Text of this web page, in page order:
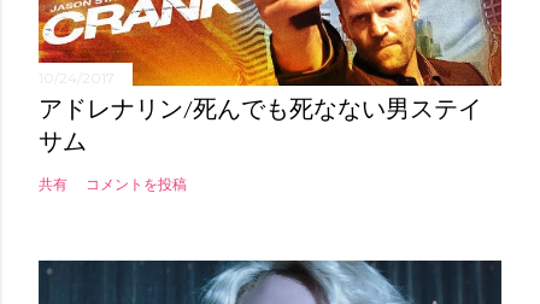
10/24/2017
アドレナリン/死んでも死なない男ステイ
サム
共有 コメントを投稿